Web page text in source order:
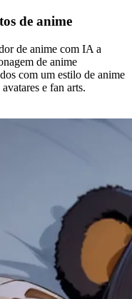
de anime
de anime com IA a
de anime
com um estilo de anime
e fan arts.